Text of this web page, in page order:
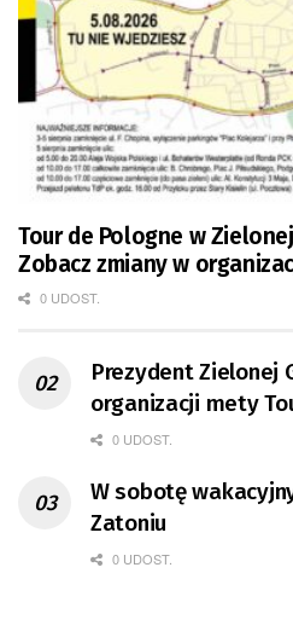
Tour de Pologne w
Zobacz zmiany w
0 UDOST.
Prezydent Zielonej
organizacji mety
0 UDOST.
W sobotę
Zatoniu
0 UDOST.